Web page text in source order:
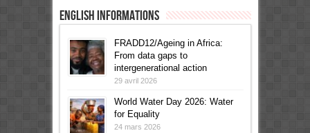
English informations
FRADD12/Ageing in Africa:
From data gaps to
intergenerational action
29 avril 2026
World Water Day 2026: Water
for Equality
24 mars 2026